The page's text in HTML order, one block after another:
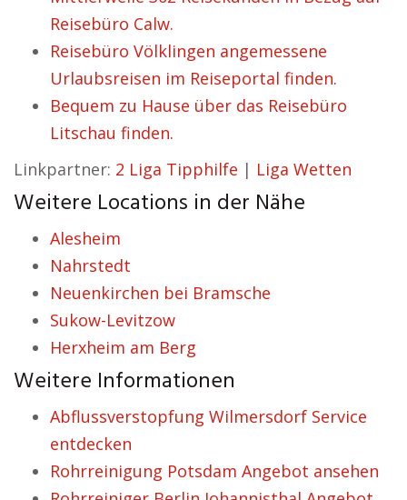
Reisebüro Calw.
Reisebüro Völklingen angemessene
Urlaubsreisen im Reiseportal finden.
Bequem zu Hause über das Reisebüro
Litschau finden.
Linkpartner: 2 Liga Tipphilfe | Liga Wetten
Weitere Locations in der Nähe
Alesheim
Nahrstedt
Neuenkirchen bei Bramsche
Sukow-Levitzow
Herxheim am Berg
Weitere Informationen
Abflussverstopfung Wilmersdorf Service
entdecken
Rohrreinigung Potsdam Angebot ansehen